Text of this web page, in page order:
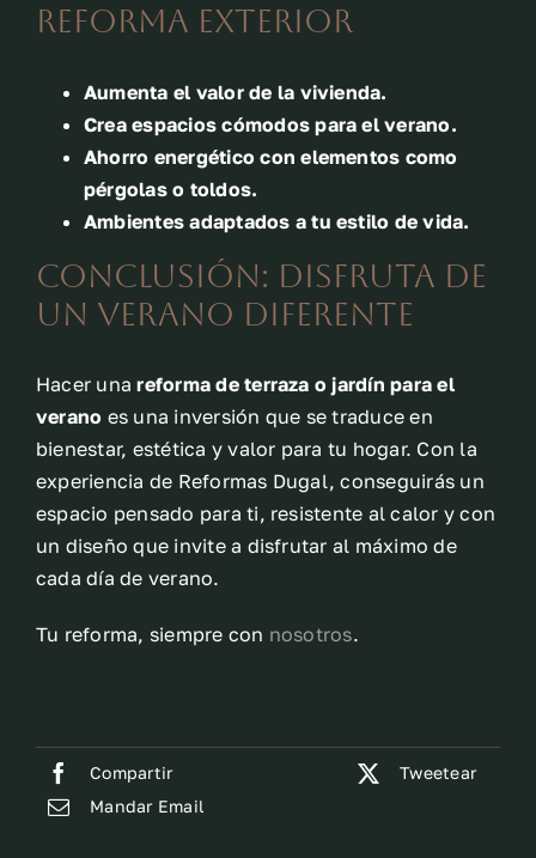
reforma exterior
Aumenta el valor de la vivienda.
Crea espacios cómodos para el verano.
Ahorro energético con elementos como
pérgolas o toldos.
Ambientes adaptados a tu estilo de vida.
Conclusión: disfruta de
un verano diferente
Hacer unareforma de terraza o jardín para el
verano es una inversión que se traduce en
bienestar, estética y valor para tu hogar. Con la
experiencia de Reformas Dugal, conseguirás un
espacio pensado para ti, resistente al calor y con
un diseño que invite a disfrutar al máximo de
cada día de verano.
Tu reforma, siempre con nosotros.
Compartir
Tweetear
Mandar Email